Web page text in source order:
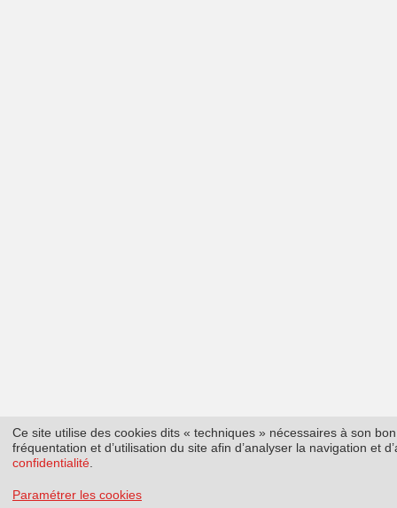
Ce site utilise des cookies dits « techniques » nécessaires à son
fréquentation et d’utilisation du site afin d’analyser la navigation et
confidentialité
Paramétrer les cookies